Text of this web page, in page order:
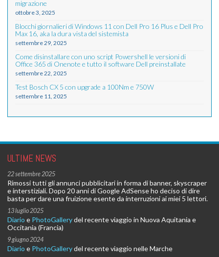
migrazione
ottobre 3, 2025
Blocchi giornalieri di Windows 11 con Dell Pro 16 Plus e Dell Pro
Max 16, aka la dura vista del sistemista
settembre 29, 2025
Come disinstallare con uno script Powershell le versioni di
Office 365 di Onenote e tutto il software Dell preinstallate
settembre 22, 2025
Test Bosch CX 5 con upgrade a 100Nm e 750W
settembre 11, 2025
ULTIME NEWS
22 settembre 2025
Rimossi tutti gli annunci pubblicitari in forma di banner, skyscraper
e interstiziali. Dopo 20 anni di Google AdSense ho deciso di dire
basta per dare una fruizione esente da interruzioni ai miei 5 lettori.
13 luglio 2025
Diario e PhotoGallerydel recente viaggio in Nuova Aquitania e
Occitania (Francia)
9 giugno 2024
Diario e PhotoGallerydel recente viaggio nelle Marche